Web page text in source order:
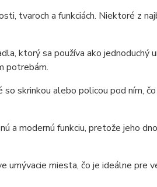
tvaroch a funkciách. Niektoré z
ktorý sa používa ako jednoduchý
potrebám.
skrinkou alebo policou pod ním,
a modernú funkciu, pretože jeho
umývacie miesta, čo je ideálne pre